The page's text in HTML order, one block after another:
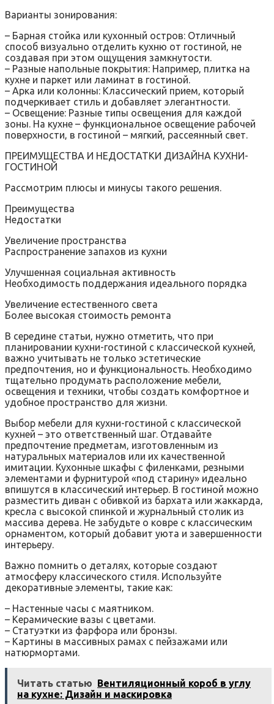
Варианты зонирования:
– Барная стойка или кухонный остров: Отличный
способ визуально отделить кухню от гостиной‚ не
создавая при этом ощущения замкнутости.
– Разные напольные покрытия: Например‚ плитка на
кухне и паркет или ламинат в гостиной.
– Арка или колонны: Классический прием‚ который
подчеркивает стиль и добавляет элегантности.
– Освещение: Разные типы освещения для каждой
зоны. На кухне – функциональное освещение рабочей
поверхности‚ в гостиной – мягкий‚ рассеянный свет.
ПРЕИМУЩЕСТВА И НЕДОСТАТКИ ДИЗАЙНА КУХНИ-
ГОСТИНОЙ
Рассмотрим плюсы и минусы такого решения.
Преимущества
Недостатки
Увеличение пространства
Распространение запахов из кухни
Улучшенная социальная активность
Необходимость поддержания идеального порядка
Увеличение естественного света
Более высокая стоимость ремонта
В середине статьи‚ нужно отметить‚ что при
планировании кухни-гостиной с классической кухней‚
важно учитывать не только эстетические
предпочтения‚ но и функциональность. Необходимо
тщательно продумать расположение мебели‚
освещения и техники‚ чтобы создать комфортное и
удобное пространство для жизни.
Выбор мебели для кухни-гостиной с классической
кухней – это ответственный шаг. Отдавайте
предпочтение предметам‚ изготовленным из
натуральных материалов или их качественной
имитации. Кухонные шкафы с филенками‚ резными
элементами и фурнитурой «под старину» идеально
впишутся в классический интерьер. В гостиной можно
разместить диван с обивкой из бархата или жаккарда‚
кресла с высокой спинкой и журнальный столик из
массива дерева. Не забудьте о ковре с классическим
орнаментом‚ который добавит уюта и завершенности
интерьеру.
Важно помнить о деталях‚ которые создают
атмосферу классического стиля. Используйте
декоративные элементы‚ такие как:
– Настенные часы с маятником.
– Керамические вазы с цветами.
– Статуэтки из фарфора или бронзы.
– Картины в массивных рамах с пейзажами или
натюрмортами.
Читать статью Вентиляционный короб в углу
на кухне: Дизайн и маскировка